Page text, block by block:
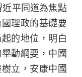
近平同道為焦點
理政的基礎要
的地位，明白
動綱要，中國
立，安康中國